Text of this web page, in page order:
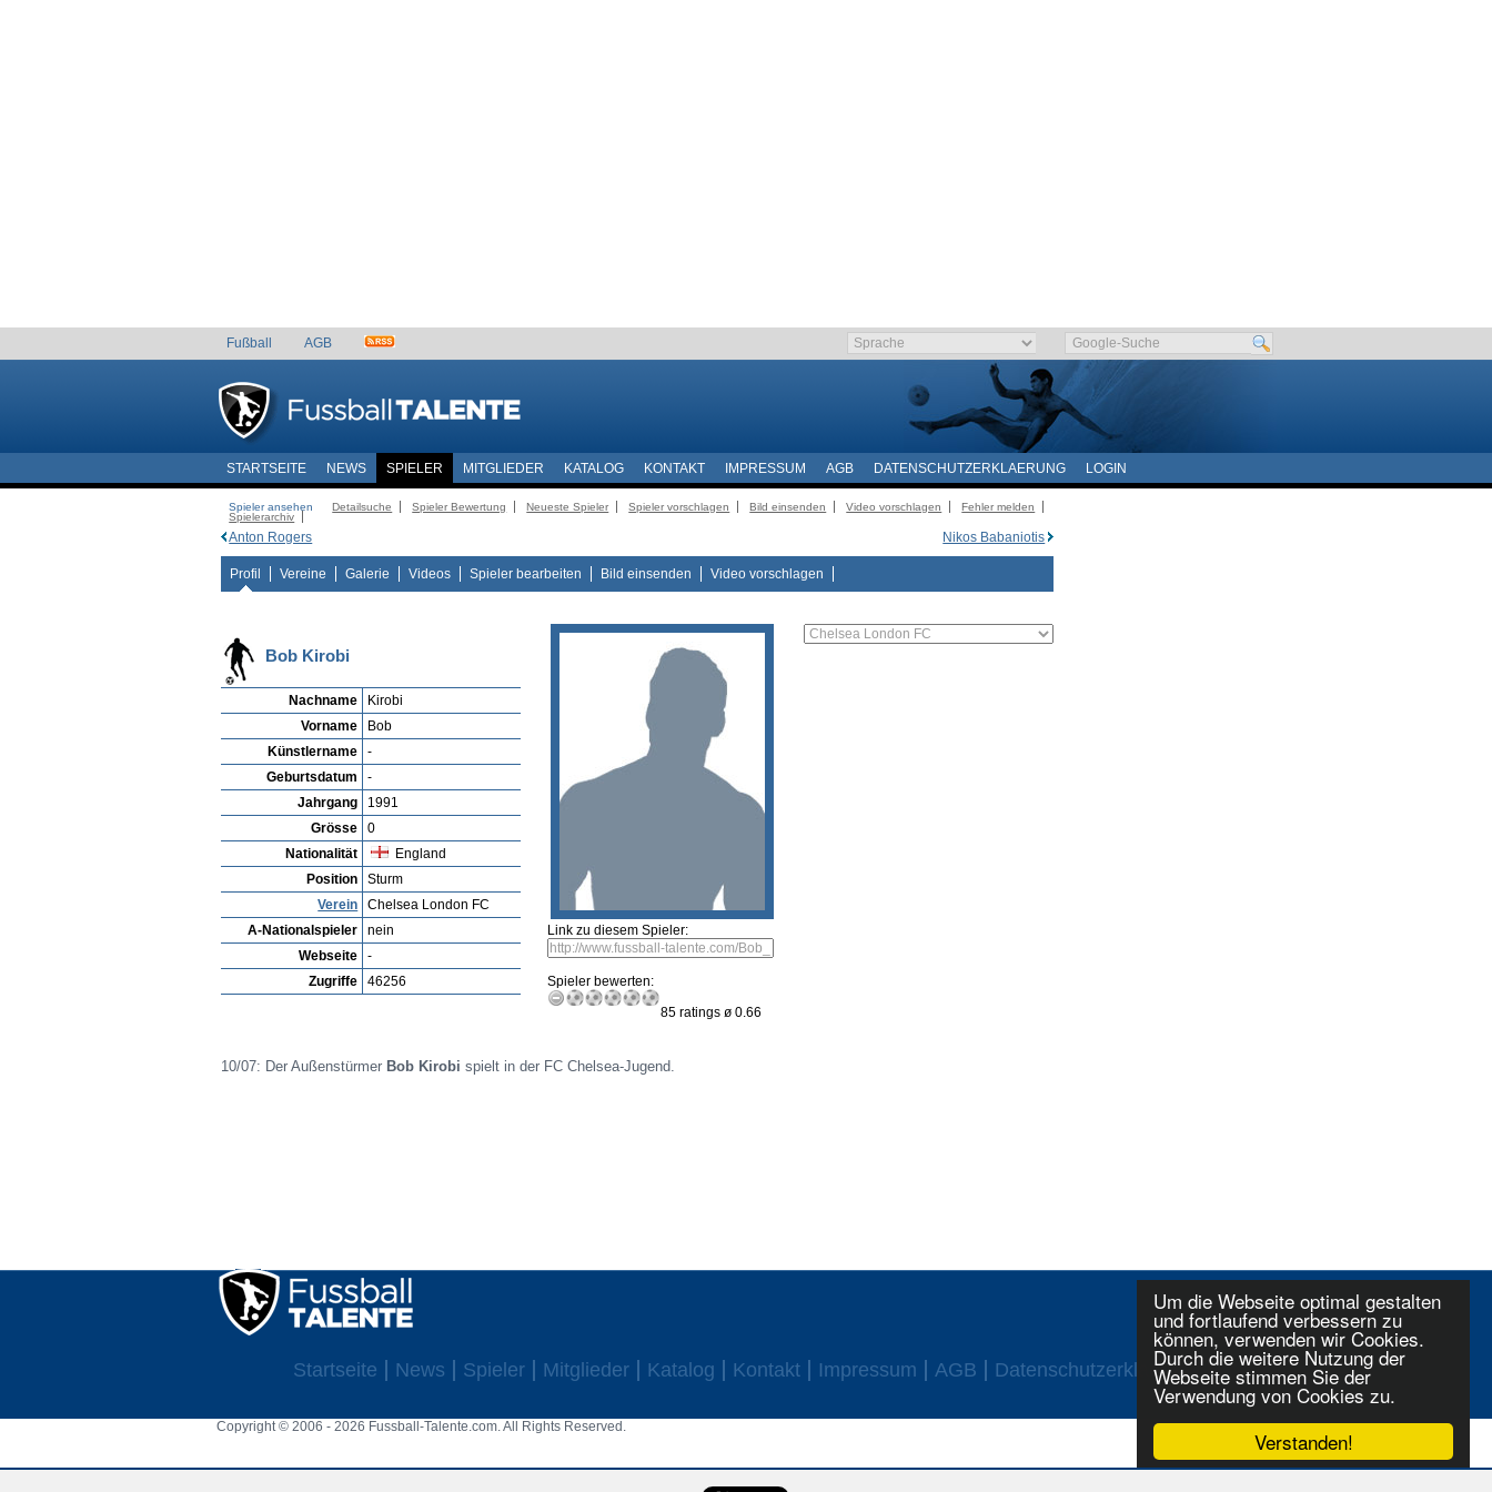
Verstanden!
Um die Webseite optimal gestalten
und fortlaufend verbessern zu
können, verwenden wir Cookies.
Durch die weitere Nutzung der
Webseite stimmen Sie der
Verwendung von Cookies zu.
Fußball AGB
STARTSEITE NEWS SPIELER MITGLIEDER KATALOG KONTAKT IMPRESSUM AGB DATENSCHUTZERKLAERUNG LOGIN
Spieler ansehen Detailsuche Spieler Bewertung Neueste Spieler Spieler vorschlagen Bild einsenden Video vorschlagen
Fehler melden
Spielerarchiv
Nikos Babaniotis
Anton Rogers
Profil Vereine Galerie Videos Spieler bearbeiten Bild einsenden Video vorschlagen
Bob Kirobi
Nachname
Kirobi
Vorname
Bob
Künstlername
-
Geburtsdatum
-
Jahrgang
1991
Grösse
0
Nationalität
England
Position
Sturm
Verein
Chelsea London FC
A-Nationalspieler
nein
Webseite
-
Zugriffe
46256
Link zu diesem Spieler:
Spieler bewerten:
85 ratings ø 0.66
10/07: Der Außenstürmer Bob Kirobi spielt in der FC Chelsea-Jugend.
Startseite News Spieler Mitglieder Katalog Kontakt Impressum AGB Datenschutzerklaerung Login
Copyright © 2006 - 2026 Fussball-Talente.com. All Rights Reserved.